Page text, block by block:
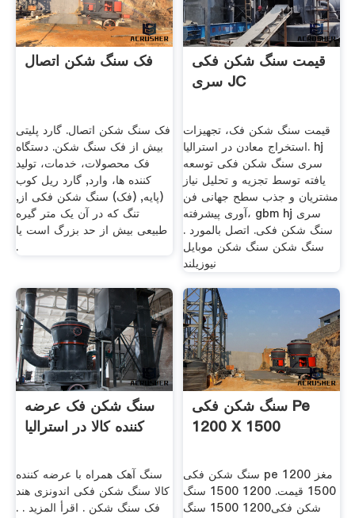
فک سنگ شکن اتصال
فک سنگ شکن اتصال. گارد پلیتی
بیش از فک سنگ شکن. دستگاه
فک محصولات، خدمات، تولید
کننده ها، وارد, گارد ریل کوب
(پایه, (فک) سنگ شکن فکی از,
تنگ که در آن یک متر گیره
طبیعی بیش از حد بزرگ است یا
.
قیمت سنگ شکن فکی
سری JC
قیمت سنگ شکن فک، تجهیزات
استخراج معادن در استرالیا. hj
سری سنگ شکن فکی توسعه
یافته توسط تجزیه و تحلیل نیاز
مشتریان و جذب سطح جهانی فن
آوری پیشرفته، gbm hj سری
سنگ شکن فکی. اتصل بالمورد .
سنگ شکن سنگ شکن موبایل
نیوزیلند
سنگ شکن فک عرضه
کننده کالا در استرالیا
سنگ آهک همراه با عرضه کننده
کالا سنگ شکن فکی اندونزی هند
فک سنگ شکن . اقرأ المزيد . .
سنگ شکن فکی Pe
1200 Х 1500
سنگ شکن فکی pe 1200 مغز
1500 قیمت. 1200 1500 سنگ
شکن فکی1200 1500 سنگ